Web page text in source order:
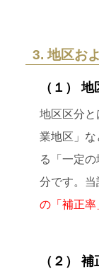
3. 地区お
（１）
地区区分
業地区」
る「一定
分です。当
の「補正率
（２）